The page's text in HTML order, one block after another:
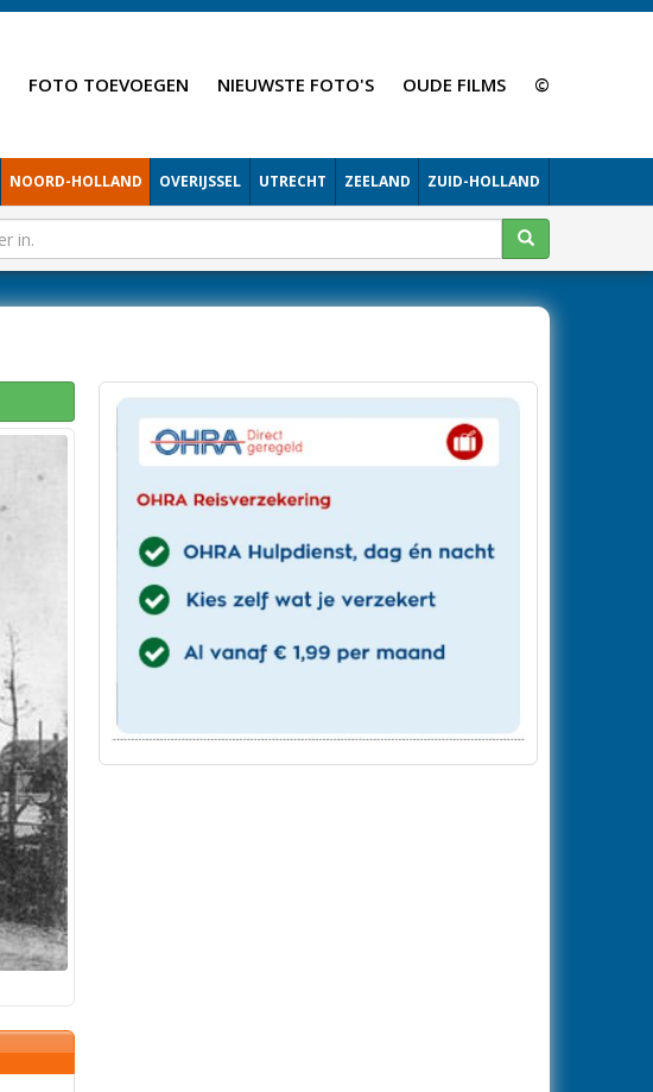
FOTO TOEVOEGEN NIEUWSTE FOTO'S OUDE FILMS ©
NOORD-HOLLAND OVERIJSSEL UTRECHT ZEELAND ZUID-HOLLAND